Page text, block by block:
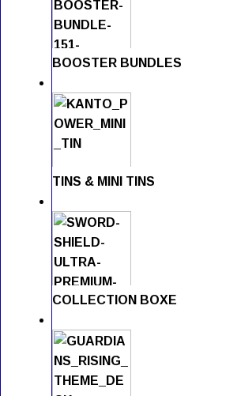
BOOSTER BUNDLES
TINS & MINI TINS
COLLECTION BOXE